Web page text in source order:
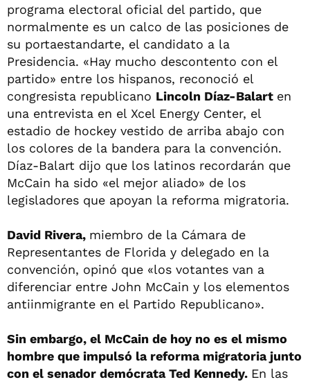
programa electoral oficial del partido, que
normalmente es un calco de las posiciones de
su portaestandarte, el candidato a la
Presidencia. «Hay mucho descontento con el
partido» entre los hispanos, reconoció el
congresista republicano Lincoln Díaz-Balart en
una entrevista en el Xcel Energy Center, el
estadio de hockey vestido de arriba abajo con
los colores de la bandera para la convención.
Díaz-Balart dijo que los latinos recordarán que
McCain ha sido «el mejor aliado» de los
legisladores que apoyan la reforma migratoria.
David Rivera, miembro de la Cámara de
Representantes de Florida y delegado en la
convención, opinó que «los votantes van a
diferenciar entre John McCain y los elementos
antiinmigrante en el Partido Republicano».
Sin embargo, el McCain de hoy no es el mismo
hombre que impulsó la reforma migratoria junto
con el senador demócrata Ted Kennedy. En las